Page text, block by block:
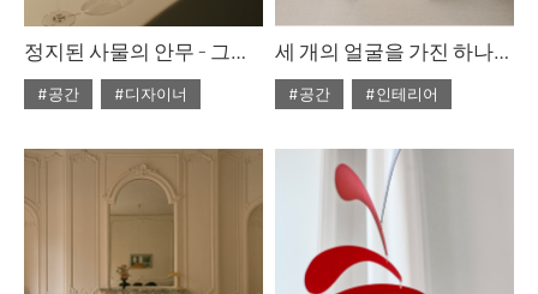
정지된 사물의 안무 - 그레이스 프린스
#공간
#디자이너
세 개의 얼굴을 가진 하나의 집
#공간
#인테리어